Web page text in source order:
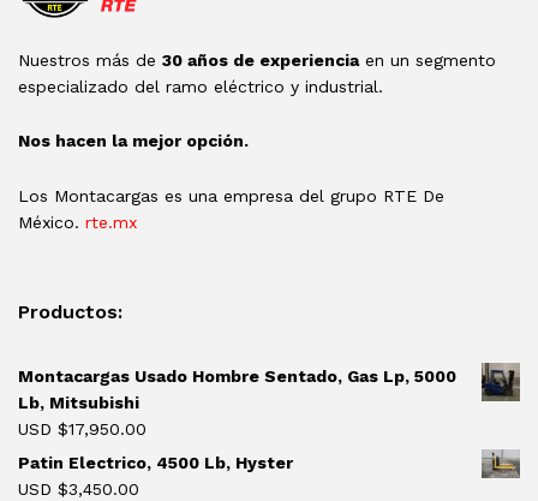
Nuestros más de 30 años de experienciaen un segmento
especializado del ramo eléctrico y industrial.
Nos hacen la mejor opción.
Los Montacargas es una empresa del grupo RTE De
México. rte.mx
Productos:
Montacargas Usado Hombre Sentado, Gas Lp, 5000
Lb, Mitsubishi
USD $17,950.00
Patin Electrico, 4500 Lb, Hyster
USD $3,450.00